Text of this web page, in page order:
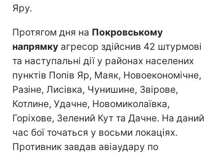
Яру.
Протягом дня на Покровському
напрямку агресор здійснив 42 штурмові
та наступальні дії у районах населених
пунктів Попів Яр, Маяк, Новоекономічне,
Разіне, Лисівка, Чунишине, Звірове,
Котлине, Удачне, Новомиколаївка,
Горіхове, Зелений Кут та Дачне. На даний
час бої точаться у восьми локаціях.
Противник завдав авіаудару по